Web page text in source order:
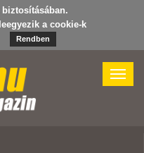
a cookie-k
Rendben
Toggle